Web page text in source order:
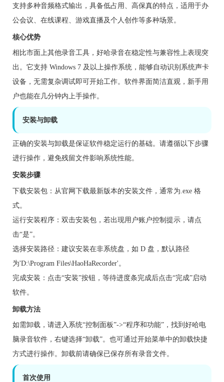
支持多种音频格式输出，具备低占用、高保真的特点，适用于办
公会议、在线课程、游戏直播及个人创作等多种场景。
核心优势
相比市面上其他录音工具，好哈录音在稳定性与兼容性上表现突
出。它支持 Windows 7 及以上操作系统，能够自动识别系统声卡
设备，无需复杂调试即可开始工作。软件界面简洁直观，新手用
户也能在几分钟内上手操作。
安装与卸载
正确的安装与卸载是保证软件稳定运行的基础。请遵循以下步骤
进行操作，避免残留文件影响系统性能。
安装步骤
下载安装包：从官网下载最新版本的安装文件，通常为.exe 格
式。
运行安装程序：双击安装包，若出现用户账户控制提示，请点
击“是”。
选择安装路径：建议安装在非系统盘，如 D 盘，默认路径
为'D:\Program Files\HaoHaRecorder'。
完成安装：点击“安装”按钮，等待进度条完成后点击“完成”启动
软件。
卸载方法
如需卸载，请进入系统“控制面板”->“程序和功能”，找到好哈电
脑录音软件，右键选择“卸载”。也可通过开始菜单中的卸载快捷
方式进行操作。卸载前请确保已保存所有录音文件。
首次使用